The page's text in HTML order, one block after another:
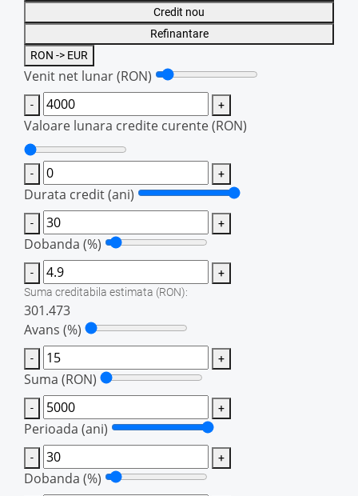
0
Pret vanzare : 260.000 Euro .
Se accepta si credit ipotecar cu plata pretului in moneda
Euro .
Apartamentul este liber spre vanzare , iar vizionarile se
Credit nou
Refinantare
RON -> EUR
Venit net lunar(RON)
- +
Valoare lunara credite curente(RON)
- +
Durata credit (ani)
- +
Dobanda (%)
- +
Suma creditabila estimata (RON):
301.473
Avans (%)
- +
Suma (RON)
- +
Perioada (ani)
- +
Dobanda (%)